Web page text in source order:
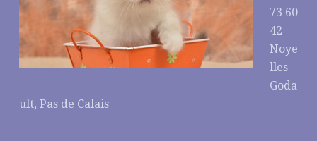
73 60
42
Noye
lles-
Goda
ult, Pas de Calais